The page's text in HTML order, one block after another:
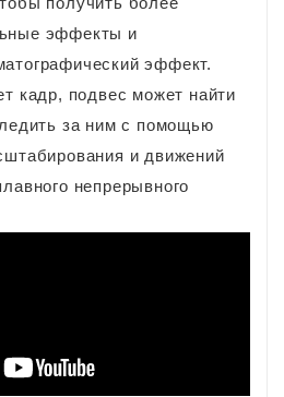
эффекты и
эффект.
кадр, подвес может найти
за ним с помощью
и движений
непрерывного